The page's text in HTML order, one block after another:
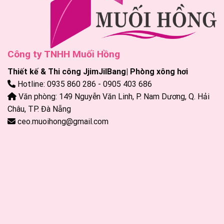
Công ty TNHH Muối Hồng
Thiết kế & Thi công JjimJilBang| Phòng xông hơi
Hotline: 0935 860 286 - 0905 403 686
Văn phòng: 149 Nguyễn Văn Linh, P. Nam Dương, Q. Hải
Châu, TP. Đà Nẵng
ceo.muoihong@gmail.com